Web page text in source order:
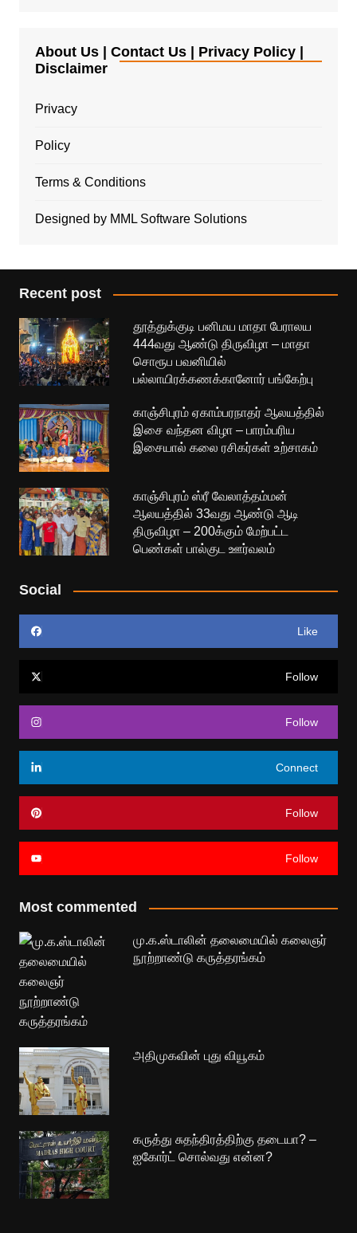
About Us | Contact Us | Privacy Policy |
Disclaimer
Privacy
Policy
Terms & Conditions
Designed by MML Software Solutions
Recent post
தூத்துக்குடி பனிமய மாதா பேராலய
444வது ஆண்டு திருவிழா – மாதா
சொரூப பவனியில்
பல்லாயிரக்கணக்கானோர் பங்கேற்பு
காஞ்சிபுரம் ஏகாம்பரநாதர் ஆலயத்தில்
இசை வந்தன விழா – பாரம்பரிய
இசையால் கலை ரசிகர்கள் உற்சாகம்
காஞ்சிபுரம் ஸ்ரீ வேலாத்தம்மன்
ஆலயத்தில் 33வது ஆண்டு ஆடி
திருவிழா – 200க்கும் மேற்பட்ட
பெண்கள் பால்குட ஊர்வலம்
Social
Like
Follow
Follow
Connect
Follow
Follow
Most commented
மு.க.ஸ்டாலின் தலைமையில் கலைஞர்
நூற்றாண்டு கருத்தரங்கம்
அதிமுகவின் புது வியூகம்
கருத்து சுதந்திரத்திற்கு தடையா? –
ஐகோர்ட் சொல்வது என்ன?